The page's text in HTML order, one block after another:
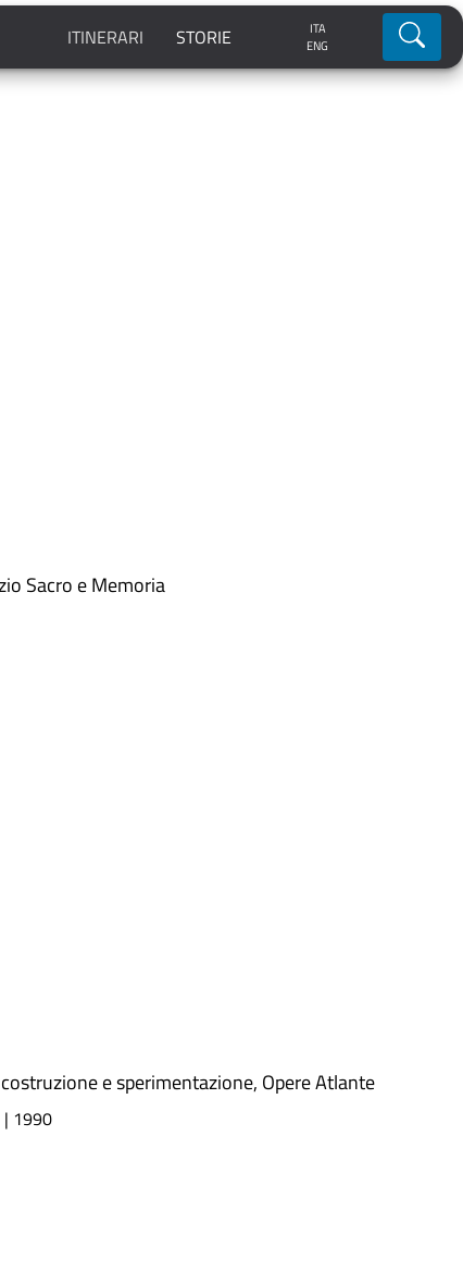
ITINERARI STORIE
ITA
ENG
Sacro e Memoria
e sperimentazione, Opere Atlante
| 1990